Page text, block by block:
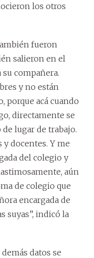
los otros
fueron
salieron en el
compañera.
y no están
porque acá cuando
directamente se
lugar de trabajo.
docentes. Y me
del colegio y
aún
de colegio que
encargada de
suyas”, indicó la
datos se